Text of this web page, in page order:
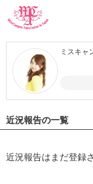
ミスキャ
近況報告の一覧
近況報告はまだ登録